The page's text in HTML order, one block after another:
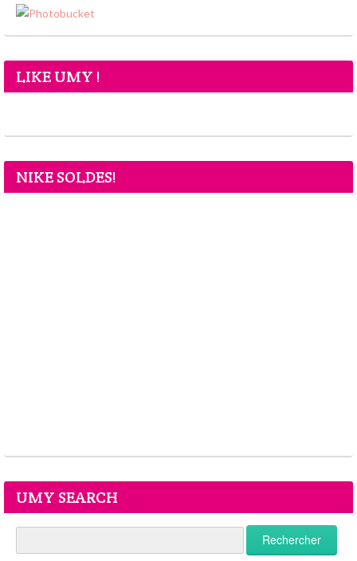
LIKE UMY !
NIKE SOLDES!
UMY SEARCH